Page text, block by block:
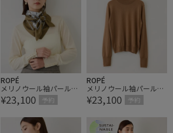
ROPÉ
メリノウール袖パールハ
イネックニット/アンサ
ンブル対応・イージーケ
ア【J'aDoRe・一部店舗
限定サイズ】
¥23,100 予約
ROPÉ
メリノウール袖パールハ
イネックニット/アンサ
ンブル対応・イージーケ
ア【J'aDoRe・一部店舗
限定サイズ】
¥23,100 予約